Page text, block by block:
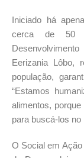
Iniciado há
cerca de 50
Eerizania Lôbo,
população,
“Estamos
alimentos,
para buscá-los no
O Social em